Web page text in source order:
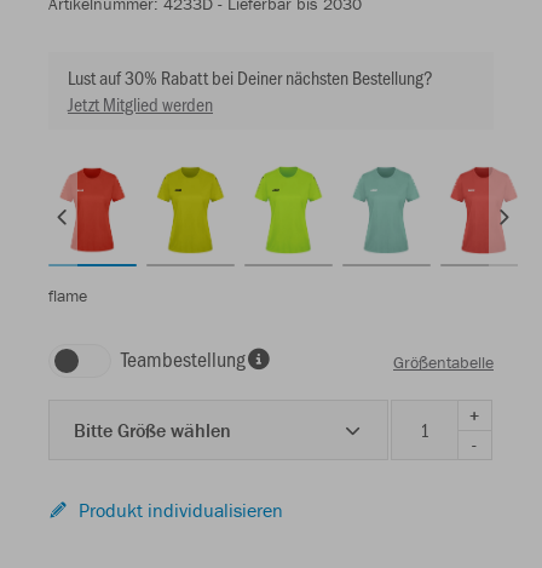
Lust auf 30% Rabatt bei Deiner nächsten Bestellung?
Jetzt Mitglied werden
flame
Teambestellung Größentabelle
Bitte Größe wählen
+
-
Produkt individualisieren